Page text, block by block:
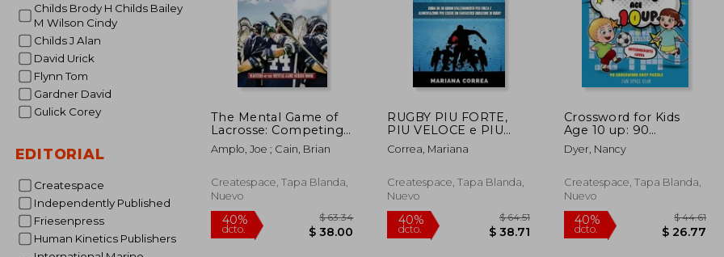
Childs Brody H Childs Bailey
M Wilson Cindy
Childs J Alan
David Urick
Flynn Tom
Gardner David
Gulick Corey
EDITORIAL
Createspace
Independently Published
Friesenpress
Human Kinetics Publishers
The Mental Game of
Lacrosse: Competing
One Play at a Time (en
Inglés)
Amplo, Joe ; Cain, Brian
Createspace, Tapa Blanda,
Nuevo
RUGBY PIU FORTE,
PIU VELOCE e PIU
TOSTO: GUIDA DA 30
GIORNI D?
FORZA E
ALIMENTAZIONE PER
FANTASTICO
GIOCATORE Di RUGBY
Correa, Mariana
Createspace, Tapa Blanda,
Nuevo
Crossword for Kids
Age 10 up: 90
Crossword Easy
Puzzle Books for Kids
(en Inglés)
Dyer, Nancy
Createspace, Tapa Blanda,
Nuevo